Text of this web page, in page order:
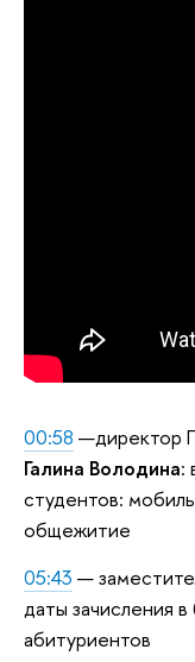
00:58 —директор
Галина Володина:
студентов:
общежитие
05:43 —
даты зачисления в
абитуриентов